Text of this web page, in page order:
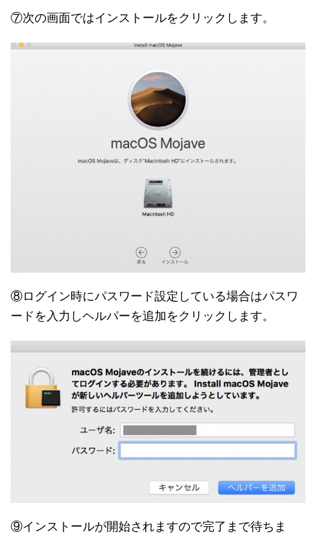
⑦次の画面ではインストールをクリックします。
⑧ログイン時にパスワード設定している場合はパスワ
ードを入力しヘルパーを追加をクリックします。
⑨インストールが開始されますので完了まで待ちま